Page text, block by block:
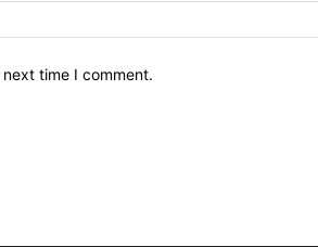
time I comment.